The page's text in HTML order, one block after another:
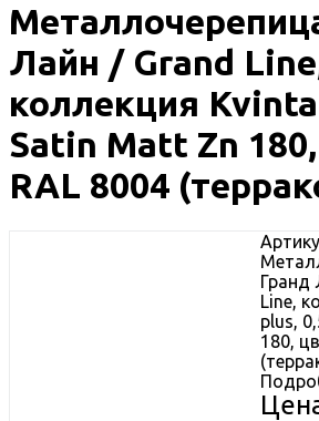
Лайн / Grand
коллекция
Satin Matt Zn
RAL 8004
Гранд
Line,
plus,
180,